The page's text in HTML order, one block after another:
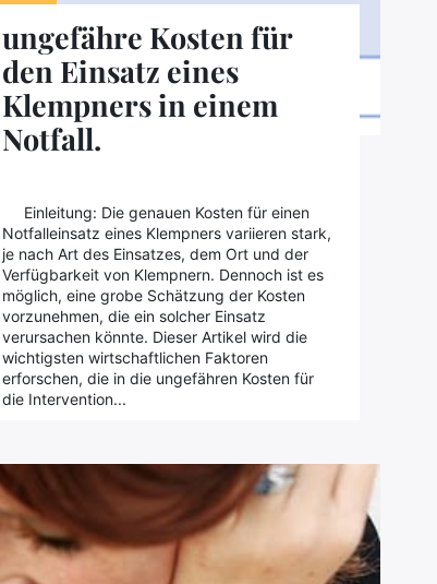
ungefähre Kosten für
den Einsatz eines
Klempners in einem
Notfall.
Einleitung: Die genauen Kosten für einen
Notfalleinsatz eines Klempners variieren stark,
je nach Art des Einsatzes, dem Ort und der
Verfügbarkeit von Klempnern. Dennoch ist es
möglich, eine grobe Schätzung der Kosten
vorzunehmen, die ein solcher Einsatz
verursachen könnte. Dieser Artikel wird die
wichtigsten wirtschaftlichen Faktoren
erforschen, die in die ungefähren Kosten für
die Intervention...